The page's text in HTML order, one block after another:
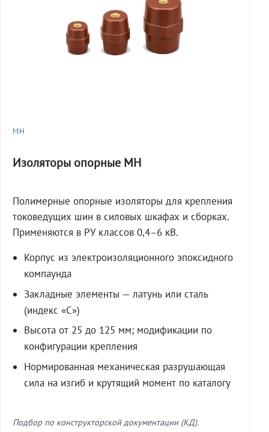
МН
Изоляторы опорные МН
Полимерные опорные изоляторы для крепления
токоведущих шин в силовых шкафах и сборках.
Применяются в РУ классов 0,4–6 кВ.
Корпус из электроизоляционного эпоксидного
компаунда
Закладные элементы — латунь или сталь
(индекс «С»)
Высота от 25 до 125 мм; модификации по
конфигурации крепления
Нормированная механическая разрушающая
сила на изгиб и крутящий момент по каталогу
Подбор по конструкторской документации (КД).